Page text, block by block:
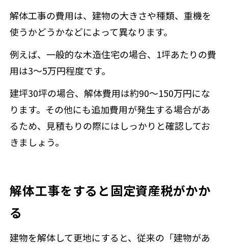
解体工事の費用は、建物の大きさや種類、重機を
使うかどうかなどによって異なります。
例えば、一般的な木造住宅の場合、1坪あたりの費
用は3〜5万円程度です。
建坪30坪の場合、解体費用は約90〜150万円にな
ります。その他にも追加費用が発生する場合があ
るため、見積もりの際にはしっかりと確認してお
きましょう。
解体工事をすると固定資産税がかか
る
建物を解体して更地にすると、従来の「建物があ